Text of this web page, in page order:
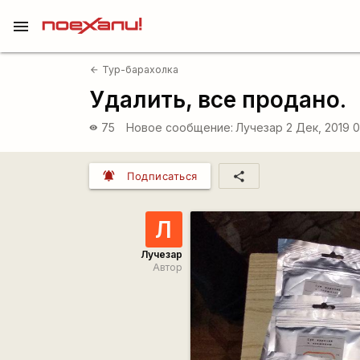
menu
arrow_back Тур-барахолка
Удалить, все продано.
visibility 75 Новое сообщение: Лучезар 2 Дек, 2019
notifications_active Подписаться share
Л
Лучезар
Автор